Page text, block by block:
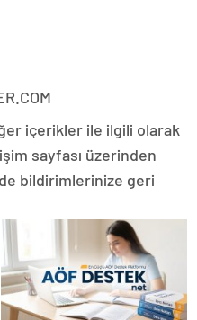
içerikler ile ilgili olarak
sayfası üzerinden
bildirimlerinize geri